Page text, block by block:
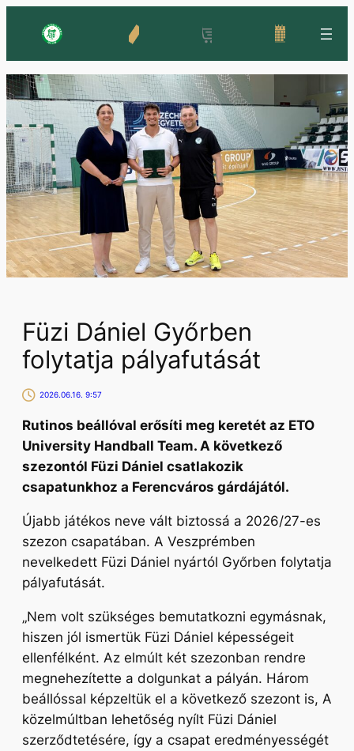
tartalomhoz
Füzi Dániel Győrben
folytatja pályafutását
2026.06.16. 9:57
Rutinos beállóval erősíti meg keretét az ETO
University Handball Team. A következő
szezontól Füzi Dániel csatlakozik
csapatunkhoz a Ferencváros gárdájától.
Újabb játékos neve vált biztossá a 2026/27-es
szezon csapatában. A Veszprémben
nevelkedett Füzi Dániel nyártól Győrben folytatja
pályafutását.
„Nem volt szükséges bemutatkozni egymásnak,
hiszen jól ismertük Füzi Dániel képességeit
ellenfélként. Az elmúlt két szezonban rendre
megnehezítette a dolgunkat a pályán. Három
beállóssal képzeltük el a következő szezont is, A
közelmúltban lehetőség nyílt Füzi Dániel
szerződtetésére, így a csapat eredményességét